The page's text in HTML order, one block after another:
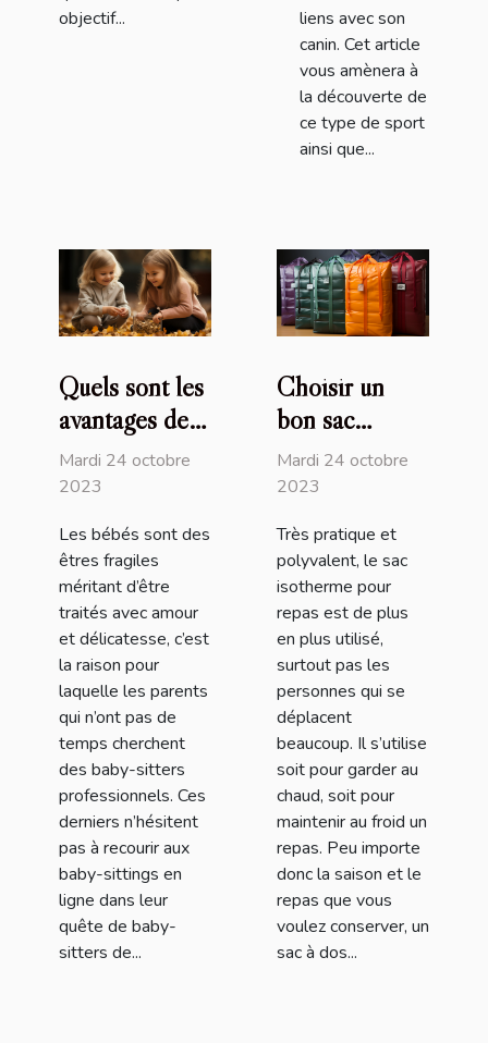
objectif...
liens avec son
canin. Cet article
vous amènera à
la découverte de
ce type de sport
ainsi que...
Quels sont les
avantages de
recourir au
service de
baby-sitting
en ligne de
Nounou Top ?
Mardi 24 octobre
2023
Les bébés sont des
êtres fragiles
méritant d’être
traités avec amour
et délicatesse, c’est
la raison pour
laquelle les parents
qui n’ont pas de
temps cherchent
des baby-sitters
professionnels. Ces
derniers n’hésitent
pas à recourir aux
baby-sittings en
ligne dans leur
quête de baby-
sitters de...
Choisir un
bon sac
isotherme :
comment s’y
prendre ?
Mardi 24 octobre
2023
Très pratique et
polyvalent, le sac
isotherme pour
repas est de plus
en plus utilisé,
surtout pas les
personnes qui se
déplacent
beaucoup. Il s’utilise
soit pour garder au
chaud, soit pour
maintenir au froid un
repas. Peu importe
donc la saison et le
repas que vous
voulez conserver, un
sac à dos...